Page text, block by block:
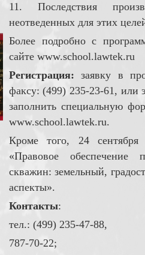
11. Последствия
неотведенных для этих
Более подробно с
сайте www.school.lawtek.ru
Регистрация: заявку в
факсу: (499) 235-23-61, или
заполнить специальную
www.school.lawtek.ru.
Кроме того, 24 сентября
«Правовое обеспечение
скважин: земельный,
аспекты».
Контакты:
тел.: (499) 235-47-88,
787-70-22;